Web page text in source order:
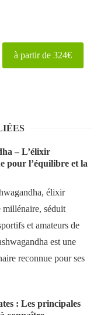
à partir de 324€
– L’élixir
pour l’équilibre et la
élixir
millénaire, séduit
et amateurs de
est une
reconnue pour ses
: Les principales